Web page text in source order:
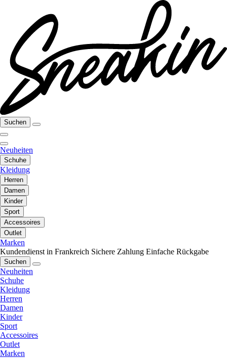
Suchen
Neuheiten
Schuhe
Kleidung
Herren
Damen
Kinder
Sport
Accessoires
Outlet
Marken
Kundendienst in Frankreich Sichere Zahlung Einfache Rückgabe
Suchen
Neuheiten
Schuhe
Kleidung
Herren
Damen
Kinder
Sport
Accessoires
Outlet
Marken